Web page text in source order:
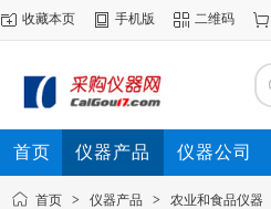
收藏本页 手机版 二维码
首页 仪器产品 仪器公司
首页 > 仪器产品 > 农业和食品仪器